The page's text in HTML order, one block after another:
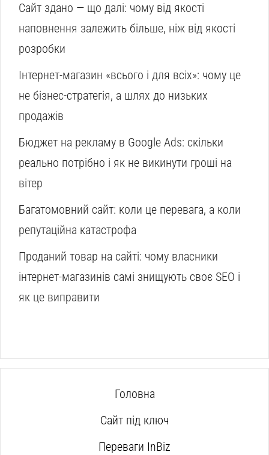
Сайт здано — що далі: чому від якості
наповнення залежить більше, ніж від якості
розробки
Інтернет-магазин «всього і для всіх»: чому це
не бізнес-стратегія, а шлях до низьких
продажів
Бюджет на рекламу в Google Ads: скільки
реально потрібно і як не викинути гроші на
вітер
Багатомовний сайт: коли це перевага, а коли
репутаційна катастрофа
Проданий товар на сайті: чому власники
інтернет-магазинів самі знищують своє SEO і
як це виправити
Головна
Сайт під ключ
Переваги InBiz